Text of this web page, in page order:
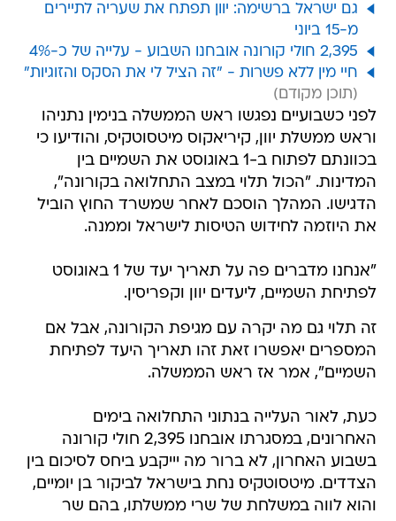
גם ישראל ברשימה: יוון תפתח את שעריה לתיירים
מ-15 ביוני
2,395 חולי קורונה אובחנו השבוע - עלייה של כ-4%
חיי מין ללא פשרות - "זה הציל לי את הסקס והזוגיות"
לפני כשבועיים נפגשו ראש הממשלה בנימין נתניהו
וראש ממשלת יוון, קיריאקוס מיטסוטקיס, והודיעו כי
בכוונתם לפתוח ב-1 באוגוסט את השמיים בין
המדינות. "הכול תלוי במצב התחלואה בקורונה",
הדגישו. המהלך הוסכם לאחר שמשרד החוץ הוביל
את היוזמה לחידוש הטיסות לישראל וממנה.
"אנחנו מדברים פה על תאריך יעד של 1 באוגוסט
לפתיחת השמיים, ליעדים יוון וקפריסין.
זה תלוי גם מה יקרה עם מגיפת הקורונה, אבל אם
המספרים יאפשרו זאת זהו תאריך היעד לפתיחת
השמיים", אמר אז ראש הממשלה.
כעת, לאור העלייה בנתוני התחלואה בימים
האחרונים, במסגרתו אובחנו 2,395 חולי קורונה
בשבוע האחרון, לא ברור מה יייקבע ביחס לסיכום בין
הצדדים. מיטסוטקיס נחת בישראל לביקור בן יומיים,
והוא לווה במשלחת של שרי ממשלתו, בהם שר